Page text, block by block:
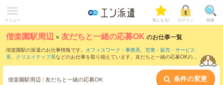
メニュー 気になる! ログイン 検索
偕楽園駅周辺 ×友だちと一緒の応募OK のお仕事一覧
偕楽園駅の派遣のお仕事情報です。 オフィスワーク・事務系、 営業・販売・サービス
系、 クリエイティブ系などのお仕事を取り揃えています。友だちと一緒の応募OKの条
偕楽園駅周辺 / 友だちと一緒の応募OK 条件の変更